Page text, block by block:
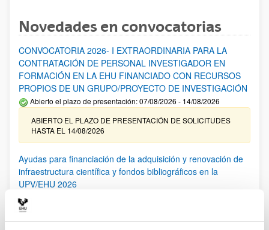
Novedades en convocatorias
CONVOCATORIA 2026- I EXTRAORDINARIA PARA LA
CONTRATACIÓN DE PERSONAL INVESTIGADOR EN
FORMACIÓN EN LA EHU FINANCIADO CON RECURSOS
PROPIOS DE UN GRUPO/PROYECTO DE INVESTIGACIÓN
Abierto el plazo de presentación: 07/08/2026 - 14/08/2026
ABIERTO EL PLAZO DE PRESENTACIÓN DE SOLICITUDES
HASTA EL 14/08/2026
Ayudas para financiación de la adquisición y renovación de
infraestructura científica y fondos bibliográficos en la
UPV/EHU 2026